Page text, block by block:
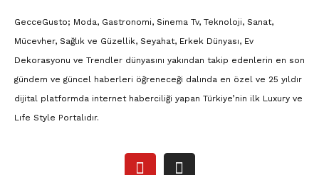
GecceGusto; Moda, Gastronomi, Sinema Tv, Teknoloji, Sanat,
Mücevher, Sağlık ve Güzellik, Seyahat, Erkek Dünyası, Ev
Dekorasyonu ve Trendler dünyasını yakından takip edenlerin en son
gündem ve güncel haberleri öğreneceği dalında en özel ve 25 yıldır
dijital platformda internet haberciliği yapan Türkiye’nin ilk Luxury ve
Lıfe Style Portalıdır.